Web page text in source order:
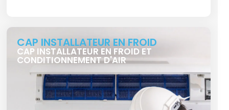
CAP INSTALLATEUR EN FROID
CAP INSTALLATEUR EN FROID ET
CONDITIONNEMENT D'AIR